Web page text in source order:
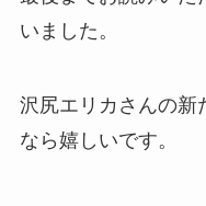
いました。
沢尻エリカさんの新
なら嬉しいです。